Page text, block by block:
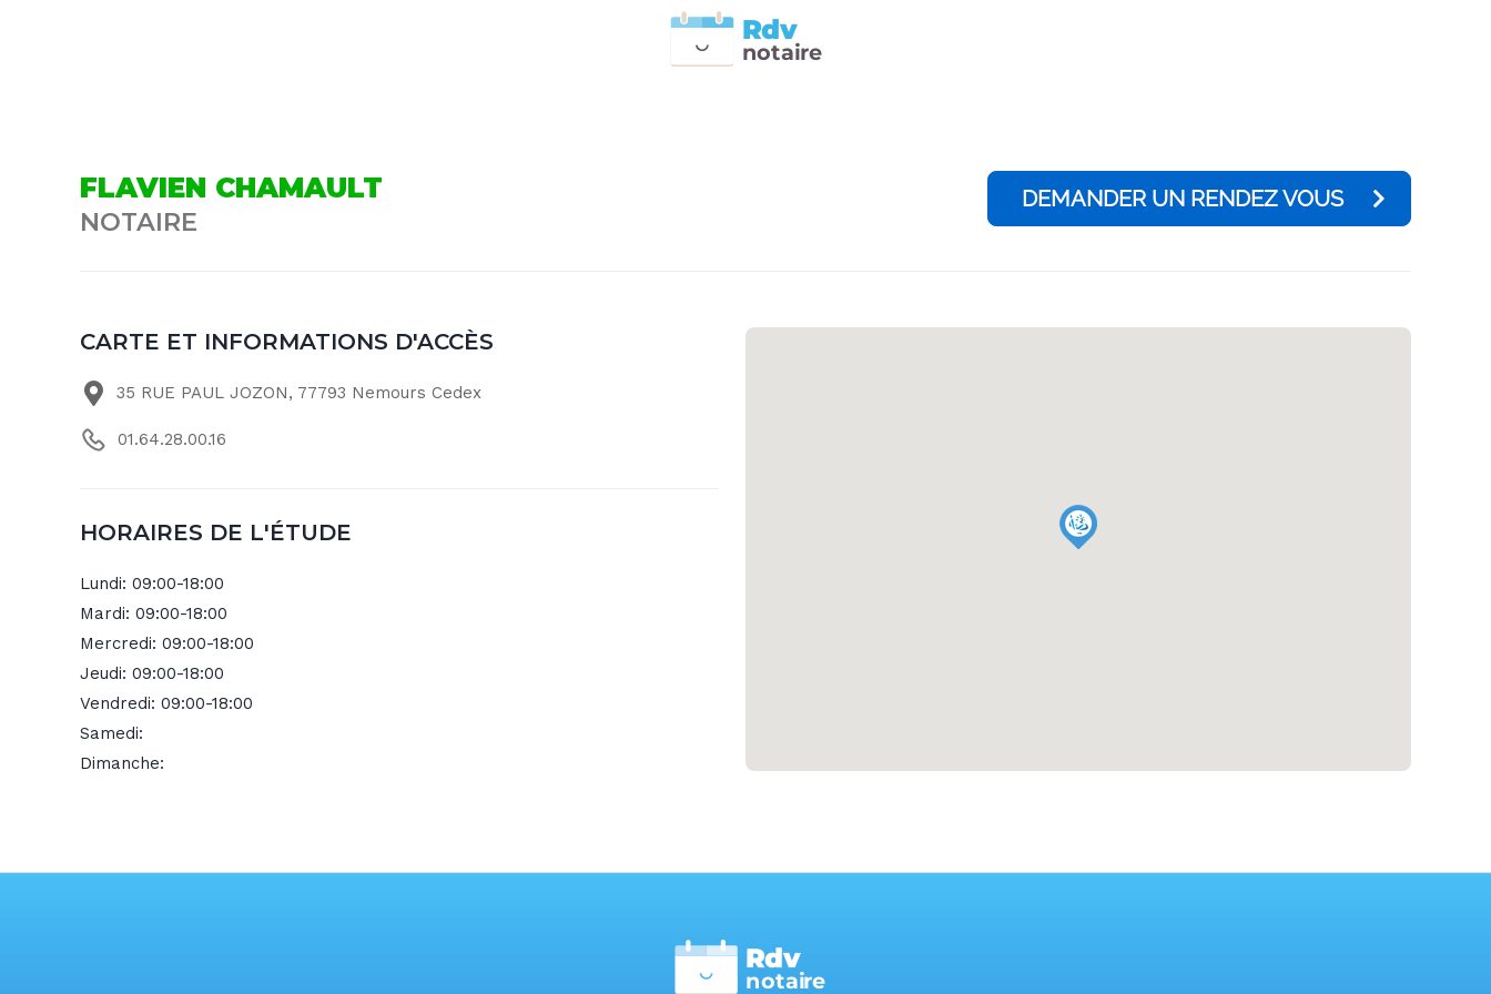
notaire
Rdv
FLAVIEN CHAMAULT
NOTAIRE
DEMANDER UN RENDEZ VOUS
CARTE ET INFORMATIONS D'ACCÈS
35 RUE PAUL JOZON, 77793 Nemours Cedex
01.64.28.00.16
HORAIRES DE L'ÉTUDE
Lundi: 09:00-18:00
Mardi: 09:00-18:00
Mercredi: 09:00-18:00
Jeudi: 09:00-18:00
Vendredi: 09:00-18:00
Samedi:
Dimanche:
notaire
Rdv